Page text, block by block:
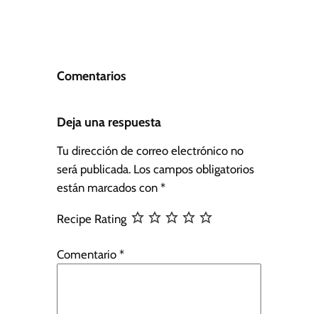
Comentarios
Deja una respuesta
Tu dirección de correo electrónico no
será publicada. Los campos obligatorios
están marcados con *
Recipe Rating
Comentario *